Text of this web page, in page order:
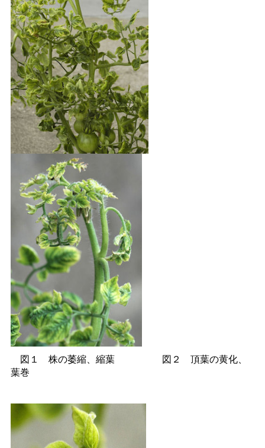
図 １ 株の萎縮、縮葉 図 ２ 頂葉の黄化、
葉巻